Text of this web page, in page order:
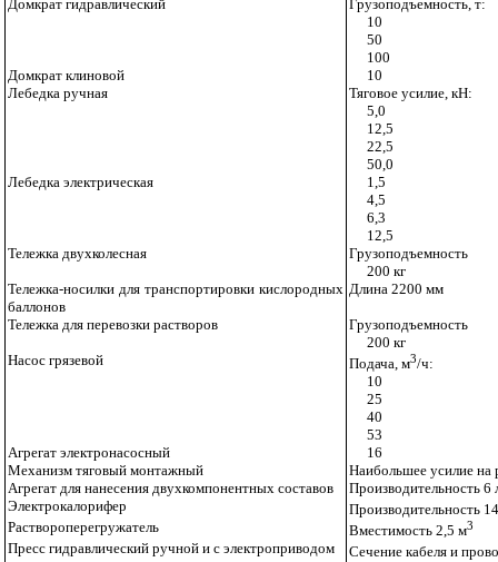
Домкрат гидравлический
Грузоподъемность, т:
10
50
100
Домкрат клиновой
10
Лебедка ручная
Тяговое усилие, кН:
5,0
12,5
22,5
50,0
Лебедка электрическая
1,5
4,5
6,3
12,5
Тележка двухколесная
Грузоподъемность
200 кг
Тележка-носилки для транспортировки кислородных
баллонов
Длина 2200 мм
Тележка для перевозки растворов
Грузоподъемность
200 кг
Насос грязевой
Подача, м3/ч:
10
25
40
53
Агрегат электронасосный
16
Механизм тяговый монтажный
Наибольшее усилие на
Агрегат для нанесения двухкомпонентных составов
Производительность 6
Электрокалорифер
Производительность
Раствороперегружатель
Вместимость 2,5 м3
Пресс гидравлический ручной и с электроприводом
Сечение кабеля и